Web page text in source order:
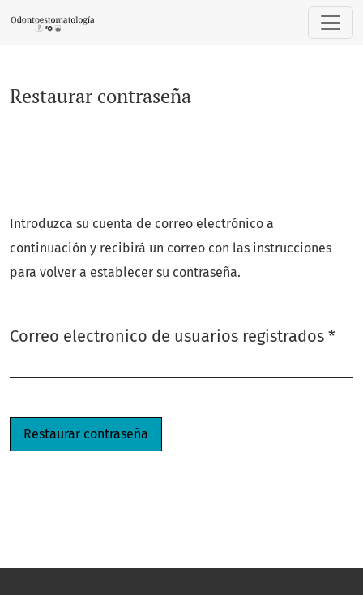
Restaurar contraseña
Introduzca su cuenta de correo electrónico a
continuación y recibirá un correo con las instrucciones
para volver a establecer su contraseña.
Correo electronico de usuarios registrados *
Restaurar contraseña